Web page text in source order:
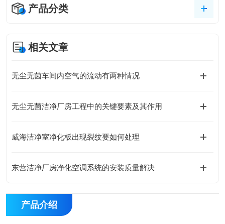
产品分类
相关文章
无尘无菌车间内空气的流动有两种情况
无尘无菌洁净厂房工程中的关键要素及其作用
威海洁净室净化板出现裂纹要如何处理
东营洁净厂房净化空调系统的安装质量解决
产品介绍